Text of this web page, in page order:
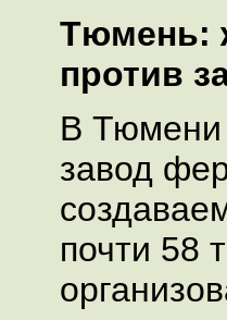
Тюмень:
против
В Тюмени
завод
почти 58